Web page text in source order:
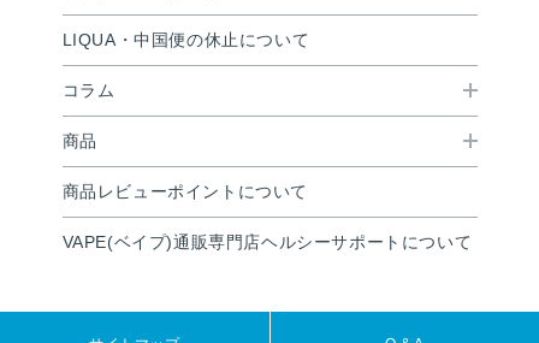
LIQUA・中国便の休止について
コラム
商品
商品レビューポイントについて
VAPE(ベイプ)通販専門店ヘルシーサポートについて